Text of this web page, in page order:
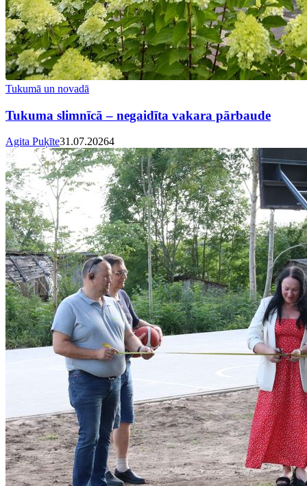
Tukumā un novadā
Tukuma slimnīcā – negaidīta vakara pārbaude
Agita Puķīte31.07.20264